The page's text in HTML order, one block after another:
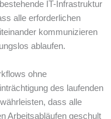
IT-Infrastruktur
alle erforderlichen
kommunizieren
ablaufen.
ohne
des laufenden
dass alle
Arbeitsabläufen geschult